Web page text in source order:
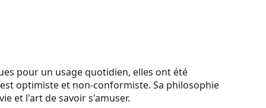
pour un usage quotidien, elles ont été
optimiste et non-conformiste. Sa philosophie
et l'art de savoir s'amuser.